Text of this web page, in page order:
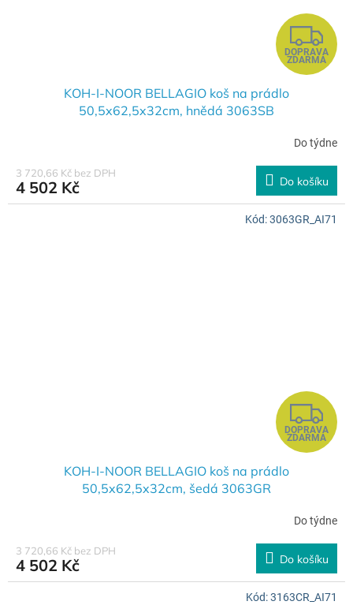
Z
D
R
M
A
DOPRAVA
ZDARMA
KOH-I-NOOR BELLAGIO koš na prádlo
50,5x62,5x32cm, hnědá 3063SB
Do týdne
3 720,66 Kč bez DPH
4 502 Kč Do košíku
Z
D
R
M
A
DOPRAVA
ZDARMA
KOH-I-NOOR BELLAGIO koš na prádlo
50,5x62,5x32cm, šedá 3063GR
Do týdne
3 720,66 Kč bez DPH
4 502 Kč Do košíku
Kód:3063GR_AI71
Kód:3163CR_AI71